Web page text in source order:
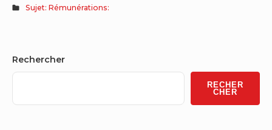
Sujet: Rémunérations:
Sidebar
Widget
Area
Rechercher
RECHER
CHER